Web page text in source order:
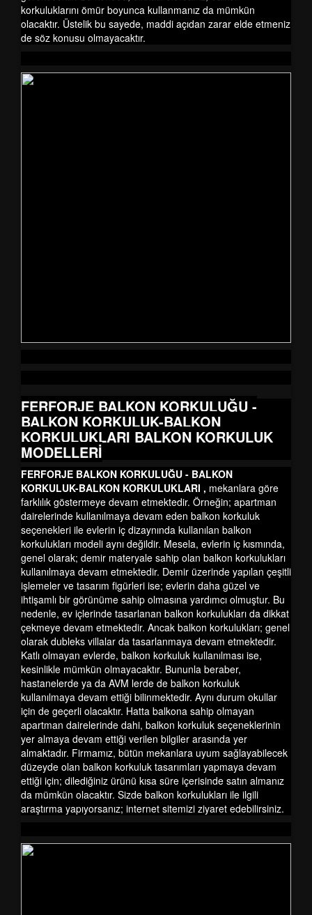
korkuluklarını ömür boyunca kullanmanız da mümkün
olacaktır. Üstelik bu sayede, maddi açıdan zarar elde etmeniz
de söz konusu olmayacaktır.
FERFORJE BALKON KORKULUĞU -
BALKON KORKULUK-BALKON
KORKULUKLARI BALKON KORKULUK
MODELLERİ
FERFORJE BALKON KORKULUĞU - BALKON
KORKULUK-BALKON KORKULUKLARI , mekanlara göre
farklılık göstermeye devam etmektedir. Örneğin; apartman
dairelerinde kullanılmaya devam eden balkon korkuluk
seçenekleri ile evlerin iç dizaynında kullanılan balkon
korkulukları modeli aynı değildir. Mesela, evlerin iç kısmında,
genel olarak; demir materyale sahip olan balkon korkulukları
kullanılmaya devam etmektedir. Demir üzerinde yapılan çeşitli
işlemeler ve tasarım figürleri ise; evlerin daha güzel ve
ihtişamlı bir görünüme sahip olmasına yardımcı olmuştur. Bu
nedenle, ev içlerinde tasarlanan balkon korkulukları da dikkat
çekmeye devam etmektedir. Ancak balkon korkulukları; genel
olarak dubleks villalar da tasarlanmaya devam etmektedir.
Katlı olmayan evlerde, balkon korkuluk kullanılması ise,
kesinlikle mümkün olmayacaktır. Bununla beraber,
hastanelerde ya da AVM lerde de balkon korkuluk
kullanılmaya devam ettiği bilinmektedir. Aynı durum okullar
için de geçerli olacaktır. Hatta balkona sahip olmayan
apartman dairelerinde dahi, balkon korkuluk seçeneklerinin
yer almaya devam ettiği verilen bilgiler arasında yer
almaktadır. Firmamız, bütün mekanlara uyum sağlayabilecek
düzeyde olan balkon korkuluk tasarımları yapmaya devam
ettiği için; dilediğiniz ürünü kısa süre içerisinde satın almanız
da mümkün olacaktır. Sizde balkon korkulukları ile ilgili
araştırma yapıyorsanız; internet sitemizi ziyaret edebilirsiniz.